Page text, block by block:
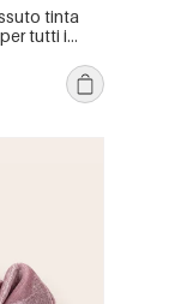
tinta
tutti i